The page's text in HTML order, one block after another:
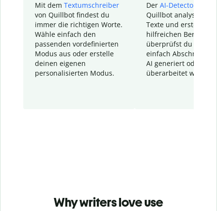
Mit dem Textumschreiber
von Quillbot findest du
immer die richtigen Worte.
Wähle einfach den
passenden vordefinierten
Modus aus oder erstelle
deinen eigenen
personalisierten Modus.
Der AI-Detector
Quillbot analysiert
Texte und erstellt
hilfreichen Bericht.
überprüfst du
einfach Abschnitte,
AI generiert oder
überarbeitet wurden.
Why writers love use